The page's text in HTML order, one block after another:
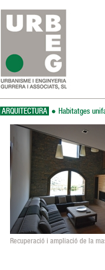
ARQUITECTURA Habitatges
Recuperació i ampliació de la